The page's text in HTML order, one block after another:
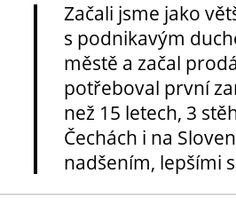
Začali jsme jako
s podnikavým
městě a začal
potřeboval první
než 15 letech, 3
Čechách i na
nadšením, lepšími